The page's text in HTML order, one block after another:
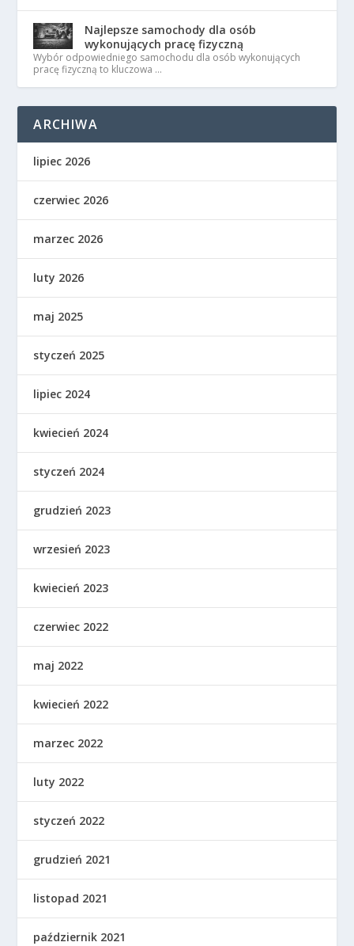
Najlepsze samochody dla osób
wykonujących pracę fizyczną
Wybór odpowiedniego samochodu dla osób wykonujących
pracę fizyczną to kluczowa …
ARCHIWA
lipiec 2026
czerwiec 2026
marzec 2026
luty 2026
maj 2025
styczeń 2025
lipiec 2024
kwiecień 2024
styczeń 2024
grudzień 2023
wrzesień 2023
kwiecień 2023
czerwiec 2022
maj 2022
kwiecień 2022
marzec 2022
luty 2022
styczeń 2022
grudzień 2021
listopad 2021
październik 2021